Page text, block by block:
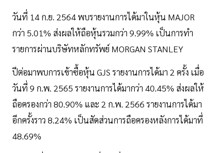
วันที่ 14 ก.ย. 2564 พบรายงานการได้มาในหุ้น MAJOR
กว่า 5.01% ส่งผลให้ถือหุ้นรวมกว่า 9.99% เป็นการทำ
รายการผ่านบริษัทหลักทรัพย์ MORGAN STANLEY
ปีต่อมาพบการเข้าซื้อหุ้น GJS รายงานการได้มา 2 ครั้ง เมื่อ
วันที่ 9 ก.พ. 2565 รายงานการได้มากว่า 40.45% ส่งผลให้
ถือครองกว่า 80.90% และ 2 ก.พ. 2566 รายงานการได้มา
อีกครั้งราว 8.24% เป็นสัดส่วนการถือครองหลังการได้มาที่
48.69%